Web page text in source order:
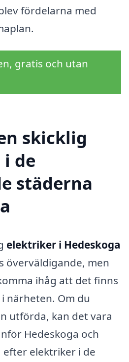
fördelarna med
gratis och utan
skicklig
de
städerna
elektriker i Hedeskoga
överväldigande, men
ihåg att det finns
närheten. Om du
utförda, kan det vara
Hedeskoga och
elektriker i de